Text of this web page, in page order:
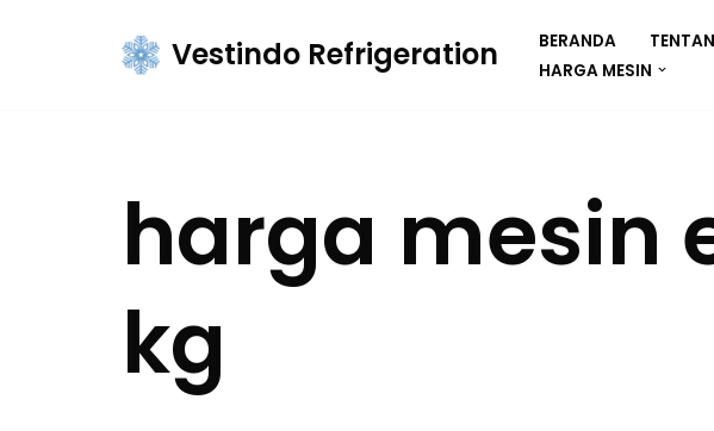
Vestindo Refrigeration BERANDA
HARGA MESIN
harga mesin
kg